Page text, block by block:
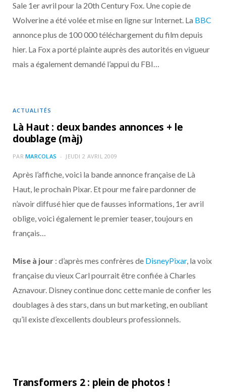
Sale 1er avril pour la 20th Century Fox. Une copie de
Wolverine a été volée et mise en ligne sur Internet. La BBC
annonce plus de 100 000 téléchargement du film depuis
hier. La Fox a porté plainte auprès des autorités en vigueur
mais a également demandé l’appui du FBI…
ACTUALITÉS
Là Haut : deux bandes annonces + le
doublage (màj)
PAR MARCOLAS JEUDI 2 AVRIL 2009
Après l’affiche, voici la bande annonce française de Là
Haut, le prochain Pixar. Et pour me faire pardonner de
n’avoir diffusé hier que de fausses informations, 1er avril
oblige, voici également le premier teaser, toujours en
français…
Mise à jour : d’après mes confrères de DisneyPixar, la voix
française du vieux Carl pourrait être confiée à Charles
Aznavour. Disney continue donc cette manie de confier les
doublages à des stars, dans un but marketing, en oubliant
qu’il existe d’excellents doubleurs professionnels.
Transformers 2 : plein de photos !